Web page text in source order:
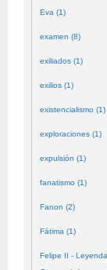
Eva (1)
examen (8)
exiliados (1)
exilios (1)
existencialismo (1)
exploraciones (1)
expulsión (1)
fanatismo (1)
Fanon (2)
Fátima (1)
Felipe II -